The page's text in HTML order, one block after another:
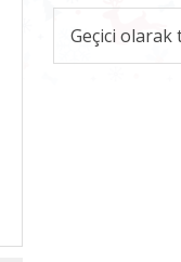
Geçici